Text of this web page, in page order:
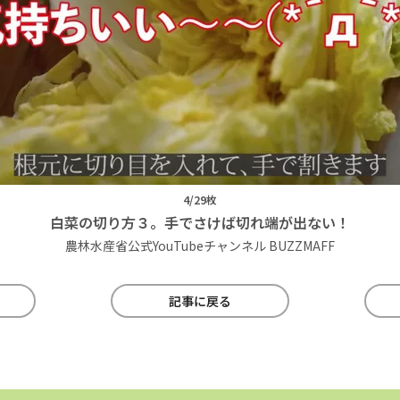
4/29枚
白菜の切り方３。手でさけば切れ端が出ない！
農林水産省公式YouTubeチャンネル BUZZMAFF
記事に戻る